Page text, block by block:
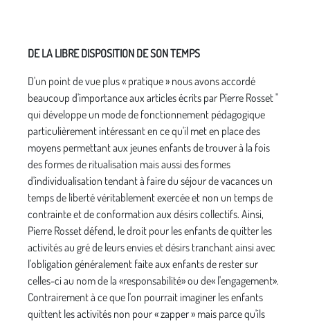
DE LA LIBRE DISPOSITION DE SON TEMPS
D'un point de vue plus « pratique » nous avons accordé
beaucoup d'importance aux articles écrits par Pierre Rosset "
qui développe un mode de fonctionnement pédagogique
particulièrement intéressant en ce qu'il met en place des
moyens per­mettant aux jeunes enfants de trouver à la fois
des formes de ritualisation mais aussi des formes
d'individualisation ten­dant à faire du séjour de vacances un
temps de liberté véritablement exercée et non un temps de
contrainte et de conformation aux désirs collectifs. Ainsi,
Pierre Rosset défend, le droit pour les enfants de quitter les
activités au gré de leurs envies et désirs tranchant ainsi avec
l'obligation généralement faite aux enfants de rester sur
celles-ci au nom de la «responsabilité» ou de« l'engagement».
Contrairement à ce que l'on pourrait ima­giner les enfants
quittent les activités non pour « zapper » mais parce qu'ils